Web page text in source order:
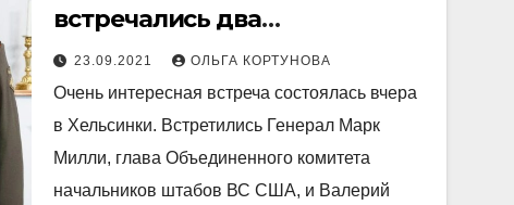
встречались два
высокопоставленных
генерала США (без НАТО) и
России?
23.09.2021 ОЛЬГА КОРТУНОВА
Очень интересная встреча состоялась вчера
в Хельсинки. Встретились Генерал Марк
Милли, глава Объединенного комитета
начальников штабов ВС США, и Валерий